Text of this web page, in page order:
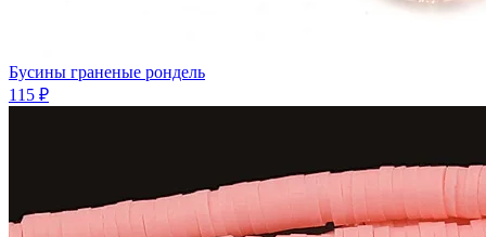
Бусины граненые рондель
115 ₽